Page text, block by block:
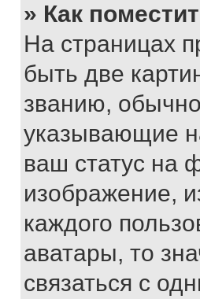
» Как
На страницах
быть две
званию, обычно
указывающие
ваш статус на
изображение,
каждого
аватары, то
связаться с